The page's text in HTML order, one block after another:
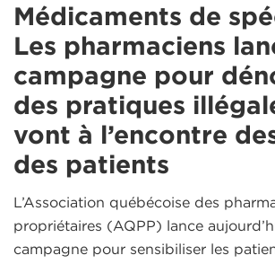
Médicaments de
Les pharmaciens
campagne pour
des pratiques
vont à l’encontre
des patients
L’Association québécoise des
propriétaires (AQPP) lance
campagne pour sensibiliser les